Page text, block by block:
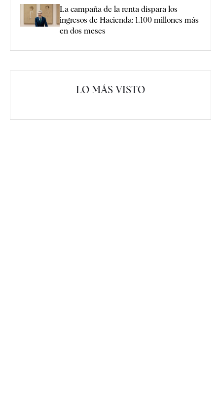
La campaña de la renta dispara los
ingresos de Hacienda: 1.100 millones más
en dos meses
LO MÁS VISTO